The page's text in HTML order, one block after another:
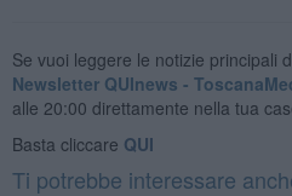
Se vuoi leggere le notizie principali
Newsletter QUInews -
alle 20:00 direttamente nella tua
Basta cliccare QUI
Ti potrebbe interessare